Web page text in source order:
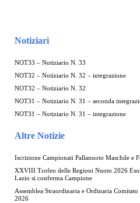
Notiziari
NOT33 – Notiziario N. 33
NOT32 – Notiziario N. 32 – integrazione
NOT32 – Notiziario N. 32
NOT31 – Notiziario N. 31 – seconda
NOT31 – Notiziario N. 31 – integrazione
Altre Notizie
Iscrizione Campionati Pallanuoto Maschile e
XXVIII Trofeo delle Regioni Nuoto 2026
Lazio si conferma Campione
Assemblea Straordinaria e Ordinaria
2026